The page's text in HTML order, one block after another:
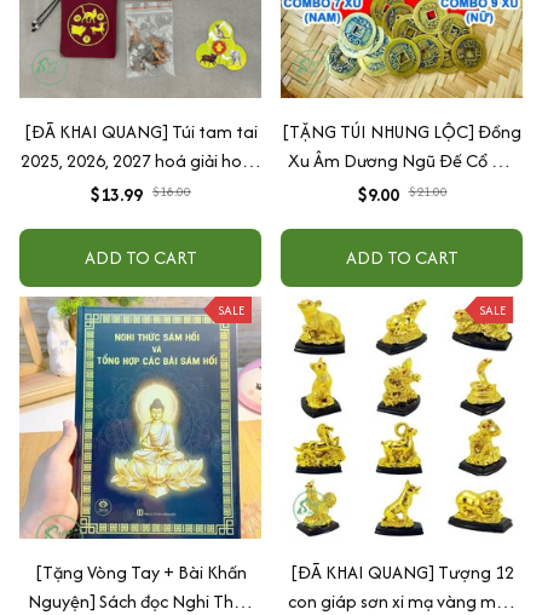
[ĐÃ KHAI QUANG] Túi tam tai
2025, 2026, 2027 hoá giải hoạn
nạn Hợi Mão Mùi
$13.99 $18.00
ADD TO CART
[TẶNG TÚI NHUNG LỘC] Đồng
Xu Âm Dương Ngũ Đế Cổ Đã
Khai Quang Xin Lộc Bình An
Cho Nam Nữ
$9.00 $21.00
ADD TO CART
SALE
[Tặng Vòng Tay + Bài Khấn
Nguyện] Sách đọc Nghi Thức
SALE
[ĐÃ KHAI QUANG] Tượng 12
con giáp sơn xi mạ vàng may